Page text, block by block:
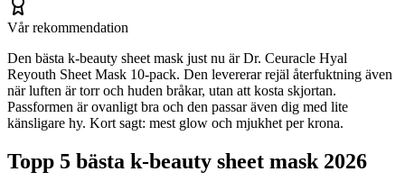
Vår rekommendation
Den bästa k-beauty sheet mask just nu är Dr. Ceuracle Hyal
Reyouth Sheet Mask 10-pack. Den levererar rejäl återfuktning även
när luften är torr och huden bråkar, utan att kosta skjortan.
Passformen är ovanligt bra och den passar även dig med lite
känsligare hy. Kort sagt: mest glow och mjukhet per krona.
Topp 5 bästa k-beauty sheet mask 2026